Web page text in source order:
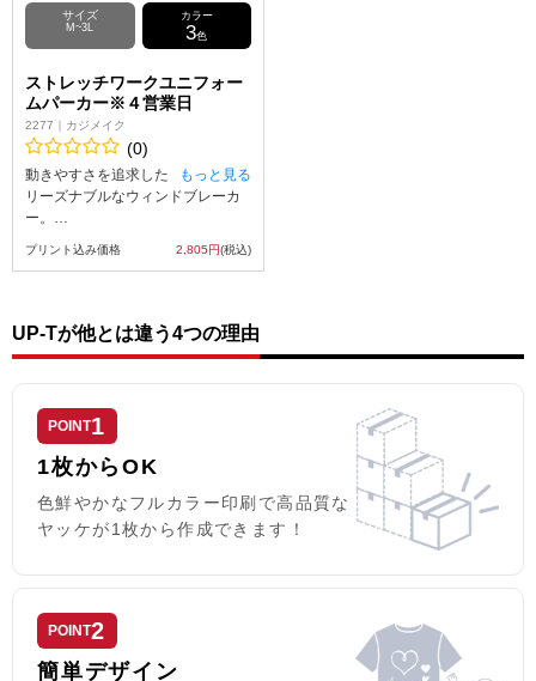
サイズ
M~3L
カラー
3色
ストレッチワークユニフォー
ムパーカー※４営業日
2277｜カジメイク
(0)
もっと見る
動きやすさを追求した
リーズナブルなウィンドブレーカ
ー。
適度にストレッチ性のあるはっ水
加工を施した生地が、スポーツや
ットと内ポケットはスナップボタ
ン付きで、スマホや鍵などの小物
ができます。
軽くてかさばらないので携帯性も
よく、スポーティなデザインで、
肌寒い時期の羽織、自転車やウォ
ーキング、アウトドアにも使いや
すく、名入れをしてオリジナルの
ユニフォームとしてご利用できま
る作りになっております。
プリント込み価格 2,805円(税込)
UP-Tが他とは違う4つの理由
POINT1
1枚からOK
色鮮やかなフルカラー印刷で高品質な
ヤッケが1枚から作成できます！
POINT2
簡単デザイン